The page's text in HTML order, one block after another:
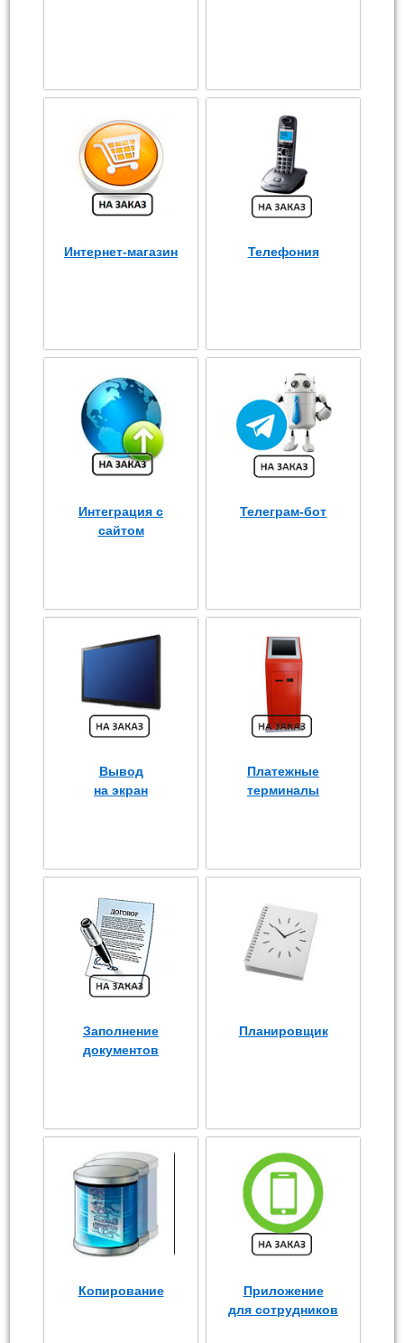
Интернет-магазин Телефония
Интеграция с
сайтом
Телеграм-бот
Вывод
на экран
Платежные
терминалы
Заполнение
документов
Планировщик
Копирование
Приложение
для сотрудников